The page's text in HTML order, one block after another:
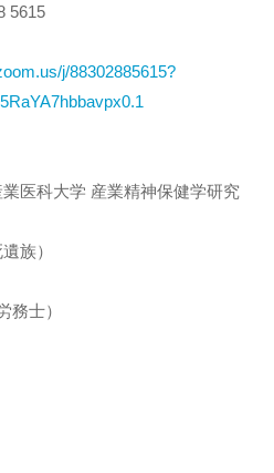
5615
j/88302885615?
医科大学 産業精神保健学研究
族）
士）